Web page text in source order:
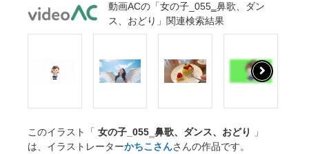
動画ACの「女の子_055‗鼻歌、ダン
ス、おどり」関連検索結果
このイラスト「 女の子_055‗鼻歌、ダンス、おどり
」
は、イラストレーターかちこさんさんの作品です。